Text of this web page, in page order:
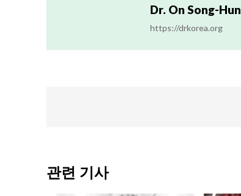
Dr. On Song-Hun
https://drkorea.org
관련 기사